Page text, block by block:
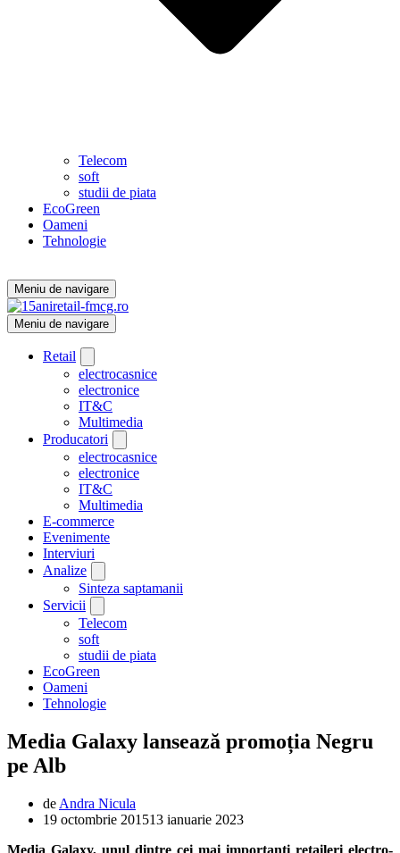
Telecom
soft
studii de piata
EcoGreen
Oameni
Tehnologie
Meniu de navigare
Meniu de navigare
Retail
electrocasnice
electronice
IT&C
Multimedia
Producatori
electrocasnice
electronice
IT&C
Multimedia
E-commerce
Evenimente
Interviuri
Analize
Sinteza saptamanii
Servicii
Telecom
soft
studii de piata
EcoGreen
Oameni
Tehnologie
Media Galaxy lansează promoția Negru
pe Alb
de Andra Nicula
19 octombrie 201513 ianuarie 2023
Media Galaxy, unul dintre cei mai importanți retaileri electro-